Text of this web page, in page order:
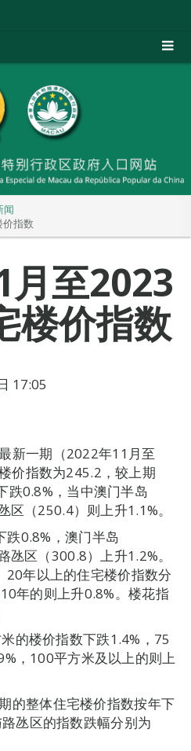
闻
价指数
月至2023
楼价指数
17:05
新一期（2022年11月至
价指数为245.2，较上期
跌0.8%，当中澳门半岛
区（250.4）则上升1.1%。
0.8%，澳门半岛
氹区（300.8）上升1.2%。
年以上的住宅楼价指数分
年的则上升0.8%。楼花指
的楼价指数下跌1.4%，75
，100平方米及以上的则上
的整体住宅楼价指数按年下
氹区的指数跌幅分别为